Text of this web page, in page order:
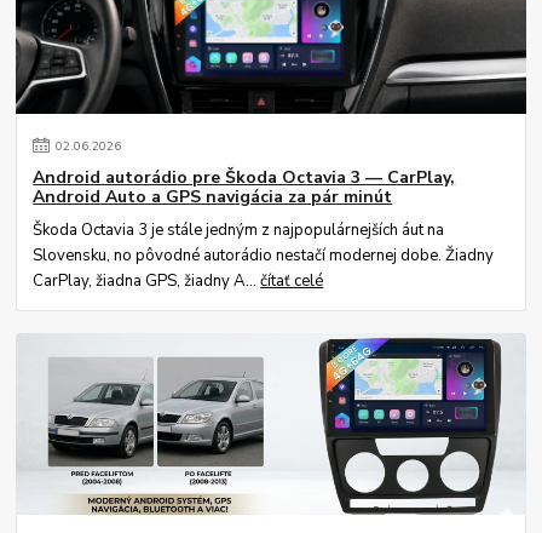
02.06.2026
Android autorádio pre Škoda Octavia 3 — CarPlay,
Android Auto a GPS navigácia za pár minút
Škoda Octavia 3 je stále jedným z najpopulárnejších áut na
Slovensku, no pôvodné autorádio nestačí modernej dobe. Žiadny
CarPlay, žiadna GPS, žiadny A...čítať celé